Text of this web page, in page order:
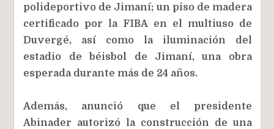
polideportivo de Jimaní; un piso de madera
certificado por la FIBA en el multiuso de
Duvergé, así como la iluminación del
estadio de béisbol de Jimaní, una obra
esperada durante más de 24 años.
Además, anunció que el presidente
Abinader autorizó la construcción de una